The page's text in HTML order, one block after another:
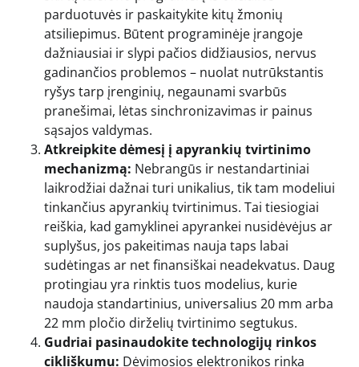
parduotuvės ir paskaitykite kitų žmonių
atsiliepimus. Būtent programinėje įrangoje
dažniausiai ir slypi pačios didžiausios, nervus
gadinančios problemos – nuolat nutrūkstantis
ryšys tarp įrenginių, negaunami svarbūs
pranešimai, lėtas sinchronizavimas ir painus
sąsajos valdymas.
Atkreipkite dėmesį į apyrankių tvirtinimo
mechanizmą: Nebrangūs ir nestandartiniai
laikrodžiai dažnai turi unikalius, tik tam modeliui
tinkančius apyrankių tvirtinimus. Tai tiesiogiai
reiškia, kad gamyklinei apyrankei nusidėvėjus ar
suplyšus, jos pakeitimas nauja taps labai
sudėtingas ar net finansiškai neadekvatus. Daug
protingiau yra rinktis tuos modelius, kurie
naudoja standartinius, universalius 20 mm arba
22 mm pločio dirželių tvirtinimo segtukus.
Gudriai pasinaudokite technologijų rinkos
cikliškumu: Dėvimosios elektronikos rinka